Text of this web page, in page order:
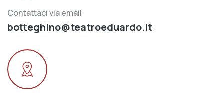
Contattaci via email
botteghino@teatroeduardo.it